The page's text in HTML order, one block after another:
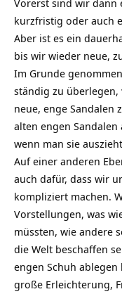
Vorerst sind wir dann
kurzfristig oder auch
Aber ist es ein
bis wir wieder neue,
Im Grunde
ständig zu
neue, enge Sandalen
alten engen
wenn man sie
Auf einer anderen
auch dafür, dass wir
kompliziert machen.
Vorstellungen, was
müssten, wie andere
die Welt beschaffen
engen Schuh
große Erleichterung,